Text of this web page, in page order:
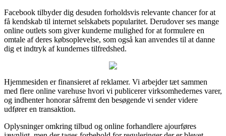
Facebook tilbyder dig desuden forholdsvis relevante chancer for at
få kendskab til internet selskabets popularitet. Derudover ses mange
online outlets som giver kunderne mulighed for at formulere en
omtale af deres købsoplevelse, som også kan anvendes til at danne
dig et indtryk af kundernes tilfredshed.
Hjemmesiden er finansieret af reklamer. Vi arbejder tæt sammen
med flere online varehuse hvori vi publicerer virksomhedernes varer,
og indhenter honorar såfremt den besøgende vi sender videre
udfører en transaktion.
Oplysninger omkring tilbud og online forhandlere ajourføres